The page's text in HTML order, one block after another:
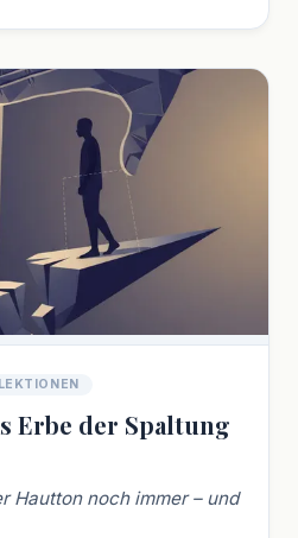
Erbe der Spaltung
Hautton noch immer – und